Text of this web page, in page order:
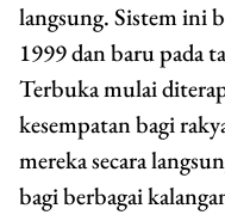
langsung. Sistem ini
1999 dan baru pada
Terbuka mulai
kesempatan bagi
mereka secara
bagi berbagai